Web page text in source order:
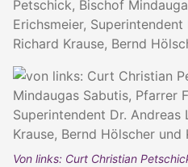
Petschick, Bischof
Erichsmeier,
Richard Krause, Bernd
Von links: Curt Christian